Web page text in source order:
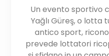
Un evento sportivo
Yağlı Güreş, o lotta
antico sport,
prevede lottatori